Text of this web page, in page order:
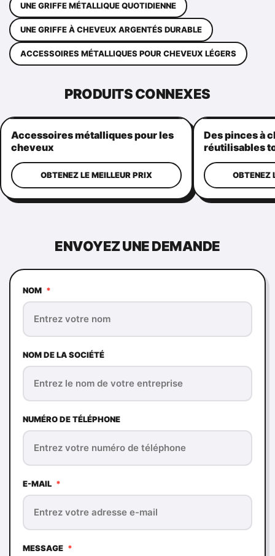
UNE GRIFFE MÉTALLIQUE QUOTIDIENNE
UNE GRIFFE À CHEVEUX ARGENTÉS DURABLE
ACCESSOIRES MÉTALLIQUES POUR CHEVEUX LÉGERS
PRODUITS CONNEXES
Accessoires métalliques pour les
cheveux
OBTENEZ LE MEILLEUR PRIX
Des pinces à
réutilisables
pinces à
OBTENEZ
ENVOYEZ UNE DEMANDE
NOM *
NOM DE LA SOCIÉTÉ
NUMÉRO DE TÉLÉPHONE
E-MAIL *
MESSAGE *